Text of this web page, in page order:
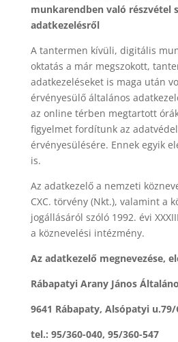
munkarendben való részvétel
adatkezelésről
A tantermen kívüli, digitális
oktatás a már megszokott,
adatkezeléseket is maga után
érvényesülő általános
az online térben megtartott
figyelmet fordítunk az
érvényesülésére. Ennek egyik
is.
Az adatkezelő a nemzeti
CXC. törvény (Nkt.), valamint a
jogállásáról szóló 1992. évi
a köznevelési intézmény.
Az adatkezelő megnevezése,
Rábapatyi Arany János
9641 Rábapaty, Alsópatyi u.79/
tel.: 95/360-040, 95/360-547